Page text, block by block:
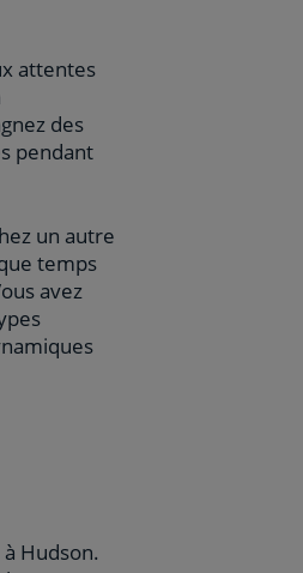
attentes
des
pendant
un autre
temps
avez
Hudson.